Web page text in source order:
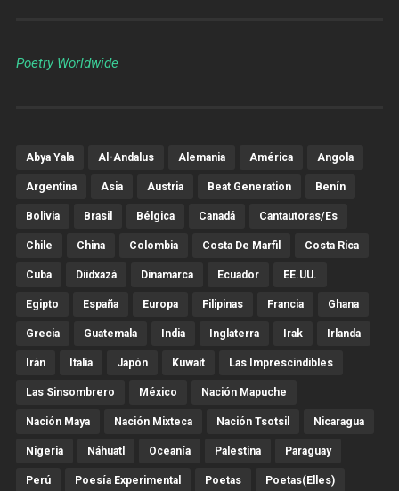
Poetry Worldwide
Abya Yala Al-Andalus Alemania América Angola
Argentina Asia Austria Beat Generation Benín
Bolivia Brasil Bélgica Canadá Cantautoras/es
Chile China Colombia Costa De Marfil Costa Rica
Cuba Diidxazá Dinamarca Ecuador EE.UU.
Egipto España Europa Filipinas Francia Ghana
Grecia Guatemala India Inglaterra Irak Irlanda
Irán Italia Japón Kuwait Las Imprescindibles
Las Sinsombrero México Nación Mapuche
Nación Maya Nación Mixteca Nación Tsotsil Nicaragua
Nigeria Náhuatl Oceanía Palestina Paraguay
Perú Poesía Experimental Poetas Poetas(Elles)